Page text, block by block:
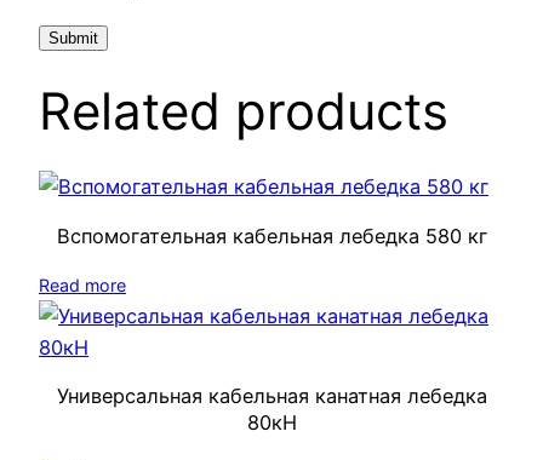
Related products
Вспомогательная кабельная лебедка 580 кг
Read more
Универсальная кабельная канатная лебедка
80кН